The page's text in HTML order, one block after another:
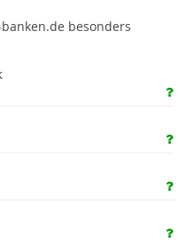
besonders